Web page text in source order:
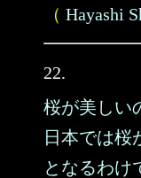
（ Hayashi
22.
桜が美しい
日本では桜
となるわけ